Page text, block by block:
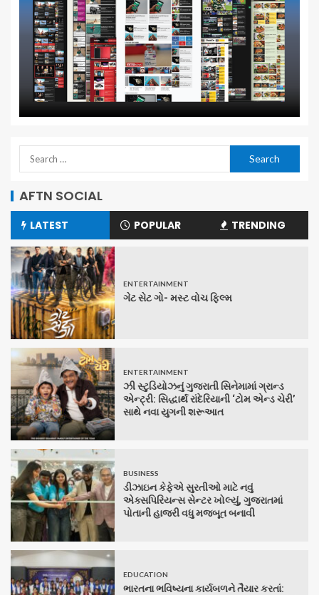
AFTN SOCIAL
LATEST POPULAR TRENDING
ENTERTAINMENT
ગેટ સેટ ગો- મસ્ટ વોચ ફિલ્મ
ENTERTAINMENT
ઝી સ્ટુડિયોઝનું ગુજરાતી સિનેમામાં ગ્રાન્ડ
એન્ટ્રી: સિદ્ધાર્થ રાંદેરિયાની ‘ટોમ એન્ડ ચેરી’
સાથે નવા યુગની શરૂઆત
BUSINESS
ડીઝાઇન કેફેએ સુરતીઓ માટે નવું
એક્સપિરિયન્સ સેન્ટર ખોલ્યું, ગુજરાતમાં
પોતાની હાજરી વધુ મજબૂત બનાવી
EDUCATION
ભારતના ભવિષ્યના કાર્યબળને તૈયાર કરતાં: